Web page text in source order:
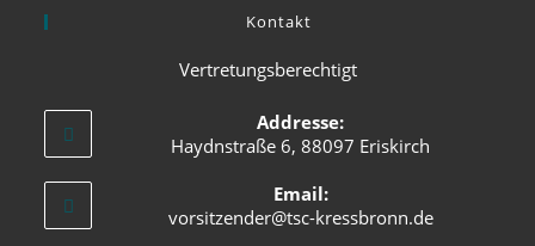
Kontakt
Vertretungsberechtigt
Addresse:
Haydnstraße 6, 88097 Eriskirch
Email:
vorsitzender@tsc-kressbronn.de